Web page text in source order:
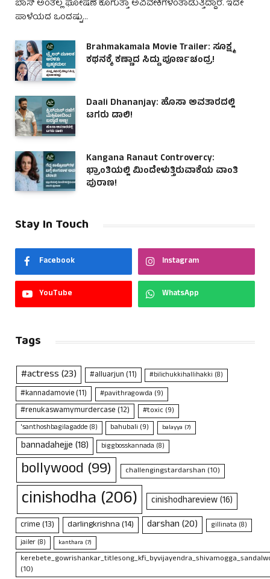
ಬಾಸ್ ಅಂತೆಲ್ಲ ಘೋಷಣೆ ಕೂಗುತ್ತಾ ಅವಿವೇಕಿಗಳಂತಾಡುತ್ತಿದ್ದಾರೆ. ಇದೇ
ಪಾಳೆಯದ ಒಂದಷ್ಟು…
Brahmakamala Movie Trailer: ಸೂಕ್ಷ್ಮ
ಕಥನಕ್ಕೆ ಕಣ್ಣಾದ ಸಿದ್ದು ಪೂರ್ಣಚಂದ್ರ!
Daali Dhananjay: ಹೊಸಾ ಅವತಾರದಲ್ಲಿ
ಟಗರು ಡಾಲಿ!
Kangana Ranaut Controvercy:
ಭ್ರಾಂತಿಯಲ್ಲಿ ಮಿಂದೇಳುತ್ತಿರುವಾಕೆಯ ವಾಂತಿ
ಪುರಾಣ!
Stay In Touch
Facebook Instagram
YouTube WhatsApp
Tags
#actress(23) #alluarjun(11) #bilichukkihallihakki (8)
#kannadamovie(11) #pavithragowda (9)
#renukaswamymurdercase(12) #toxic(9)
'santhoshbagilagadde (8) bahubali (9) balayya (7)
bannadahejje(18) biggbosskannada (8)
bollywood (99) challengingstardarshan (10)
cinishodha (206) cinishodhareview(16)
crime(13) darlingkrishna(14) darshan(20) gillinata (8)
jailer (8) kanthara (7)
(10)